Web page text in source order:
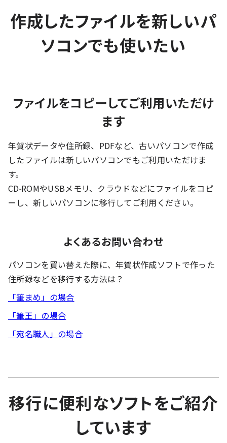
作成したファイルを新しいパ
ソコンでも使いたい
ファイルをコピーしてご利用いただけ
ます
年賀状データや住所録、PDFなど、古いパソコンで作成
したファイルは新しいパソコンでもご利用いただけま
す。
CD-ROMやUSBメモリ、クラウドなどにファイルをコピ
ーし、新しいパソコンに移行してご利用ください。
よくあるお問い合わせ
パソコンを買い替えた際に、年賀状作成ソフトで作った
住所録などを移行する方法は？
「筆まめ」の場合
「筆王」の場合
「宛名職人」の場合
移行に便利なソフトをご紹介
しています